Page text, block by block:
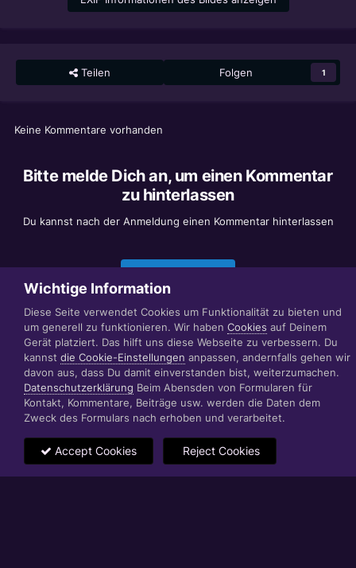
Teilen Folgen 1
Keine Kommentare vorhanden
Bitte melde Dich an, um einen Kommentar
zu hinterlassen
Du kannst nach der Anmeldung einen Kommentar hinterlassen
Datenschutzerklärung Impressum
© 1999 - 2022 RÄBIGER IT|WEB|VIDEO|CONSULTING
www.raebiger.pro
Powered by Invision Community
Wichtige Information
Diese Seite verwendet Cookies um Funktionalität zu bieten und
um generell zu funktionieren. Wir haben Cookies auf Deinem
Gerät platziert. Das hilft uns diese Webseite zu verbessern. Du
kannst die Cookie-Einstellungen anpassen, andernfalls gehen wir
davon aus, dass Du damit einverstanden bist, weiterzumachen.
Datenschutzerklärung Beim Abensden von Formularen für
Kontakt, Kommentare, Beiträge usw. werden die Daten dem
Zweck des Formulars nach erhoben und verarbeitet.
Accept Cookies Reject Cookies